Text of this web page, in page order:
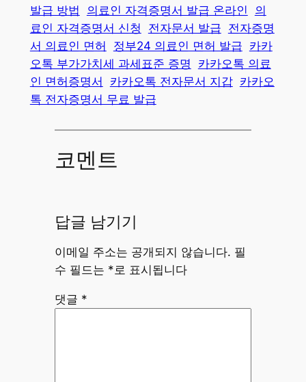
발급 방법
의료인 자격증명서 발급 온라인
의
료인 자격증명서 신청
전자문서 발급 전자증명
서 의료인 면허
정부24 의료인 면허 발급 카카
오톡 부가가치세 과세표준 증명
카카오톡 의료
인 면허증명서
카카오톡 전자문서 지갑 카카오
톡 전자증명서 무료 발급
코멘트
답글 남기기
이메일 주소는 공개되지 않습니다. 필
수 필드는 *로 표시됩니다
댓글 *